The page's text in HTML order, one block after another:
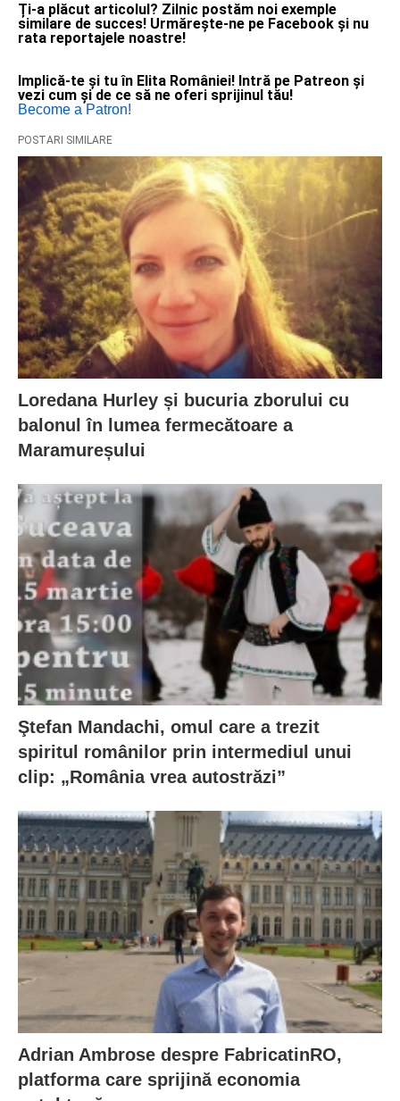
Ți-a plăcut articolul? Zilnic postăm noi exemple
similare de succes! Urmărește-ne pe Facebook și nu
rata reportajele noastre!
Implică-te și tu în Elita României! Intră pe Patreon și
vezi cum și de ce să ne oferi sprijinul tău!
Become a Patron!
POSTARI SIMILARE
Loredana Hurley și bucuria zborului cu
balonul în lumea fermecătoare a
Maramureșului
Ştefan Mandachi, omul care a trezit
spiritul românilor prin intermediul unui
clip: „România vrea autostrăzi”
Adrian Ambrose despre FabricatinRO,
platforma care sprijină economia